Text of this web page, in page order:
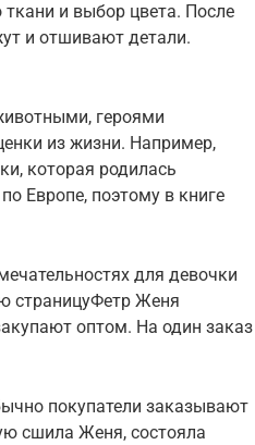
и выбор цвета. После
и отшивают детали.
героями
из жизни. Например,
которая родилась
Европе, поэтому в книге
для девочки
страницуФетр Женя
оптом. На один заказ
покупатели заказывают
сшила Женя, состояла